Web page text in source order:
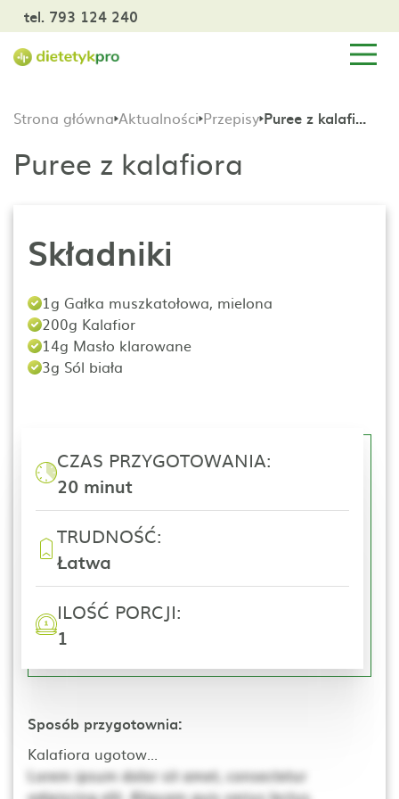
tel. 793 124 240
Strona główna Aktualności Przepisy Puree z kalafiora
Puree z kalafiora
Składniki
1g Gałka muszkatołowa, mielona
200g Kalafior
14g Masło klarowane
3g Sól biała
CZAS PRZYGOTOWANIA:
20 minut
TRUDNOŚĆ:
Łatwa
ILOŚĆ PORCJI:
1
Sposób przygotownia:
Kalafiora ugotow...
Lorem ipsum dolor sit amet, consectetur